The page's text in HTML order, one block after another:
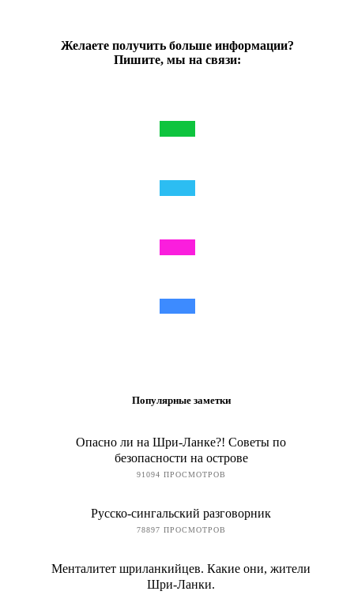
Желаете получить больше информации?
Пишите, мы на связи:
Популярные заметки
Опасно ли на Шри-Ланке?! Советы по
безопасности на острове
91094 ПРОСМОТРОВ
Русско-сингальский разговорник
78897 ПРОСМОТРОВ
Менталитет шриланкийцев. Какие они, жители
Шри-Ланки.